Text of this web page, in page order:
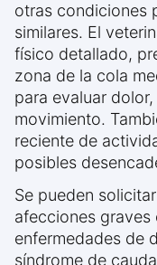
otras condiciones
similares. El
físico detallado,
zona de la cola
para evaluar
movimiento.
reciente de
posibles
Se pueden
afecciones
enfermedades de
síndrome de